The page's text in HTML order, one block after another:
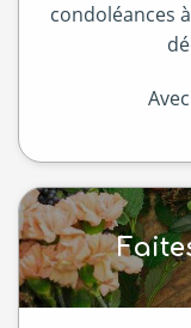
condoléances